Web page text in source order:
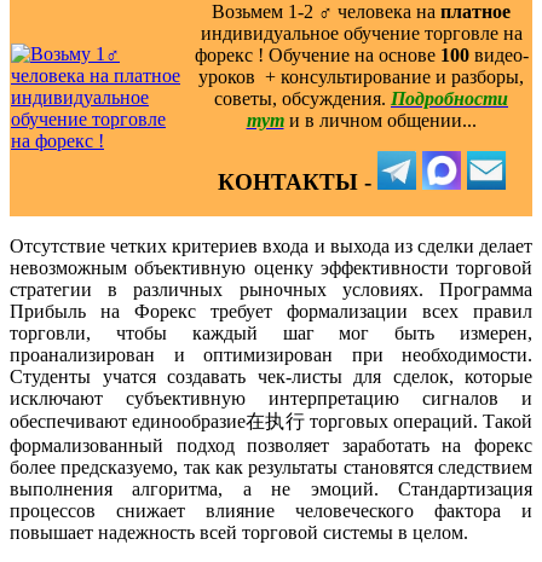
Возьмем 1-2 ‍♂️ человека на платное
индивидуальное обучение торговле на
форекс ! Обучение на основе 100видео-
уроков ️ + консультирование и разборы,
советы, обсуждения. Подробности
тут и в личном общении...
КОНТАКТЫ -
Отсутствие четких критериев входа и выхода из сделки делает
невозможным объективную оценку эффективности торговой
стратегии в различных рыночных условиях. Программа
Прибыль на Форекс требует формализации всех правил
торговли, чтобы каждый шаг мог быть измерен,
проанализирован и оптимизирован при необходимости.
Студенты учатся создавать чек-листы для сделок, которые
исключают субъективную интерпретацию сигналов и
обеспечивают единообразие在执行 торговых операций. Такой
формализованный подход позволяет заработать на форекс
более предсказуемо, так как результаты становятся следствием
выполнения алгоритма, а не эмоций. Стандартизация
процессов снижает влияние человеческого фактора и
повышает надежность всей торговой системы в целом.